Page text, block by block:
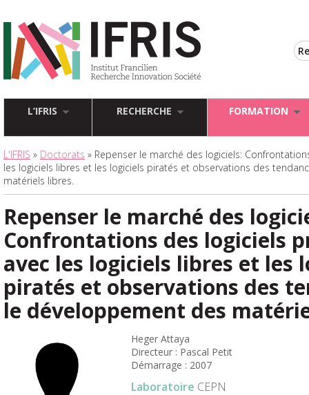
L’IFRIS RECHERCHE FORMATION
L'IFRIS » Doctorats » Repenser le marché des logiciels:
les logiciels libres et les logiciels piratés et observations des
matériels libres.
Repenser le marché des
Confrontations des logiciels
avec les logiciels libres et les
piratés et observations des
le développement des
Heger Attaya
Directeur : Pascal Petit
Démarrage : 2007
Laboratoire CEPN